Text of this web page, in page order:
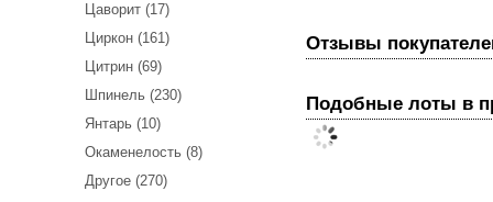
Цаворит (17)
Циркон (161)
Цитрин (69)
Шпинель (230)
Янтарь (10)
Окаменелость (8)
Другое (270)
Отзывы
Подобные лоты в